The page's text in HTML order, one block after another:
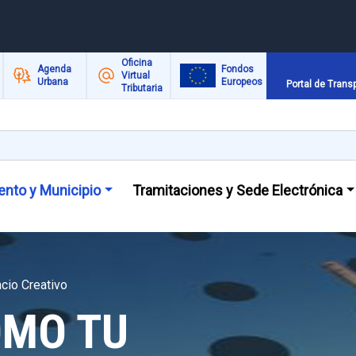
Agenda
Urbana
Oficina
Virtual
Tributaria
Fondos
Europeos
Portal de
y Municipio Tramitaciones y Sede Electrónica
Creativo
TU